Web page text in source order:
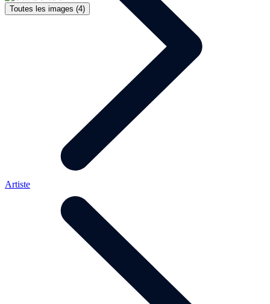
Toutes les images (4)
Artiste